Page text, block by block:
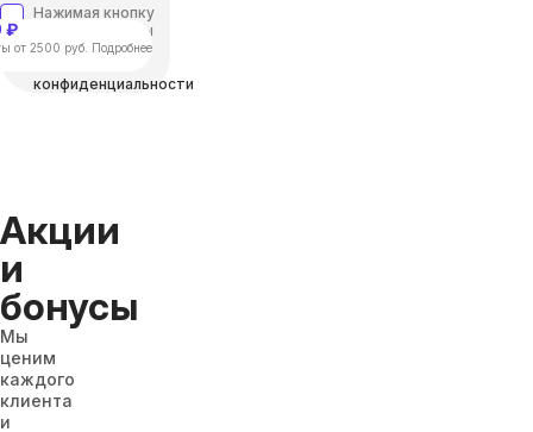
Нажимая кнопку
“отправить”, вы
соглашаетесь с
конфиденциальности
₽
от 2500 руб. Подробнее
Акции
и
бонусы
Мы
ценим
каждого
клиента
и